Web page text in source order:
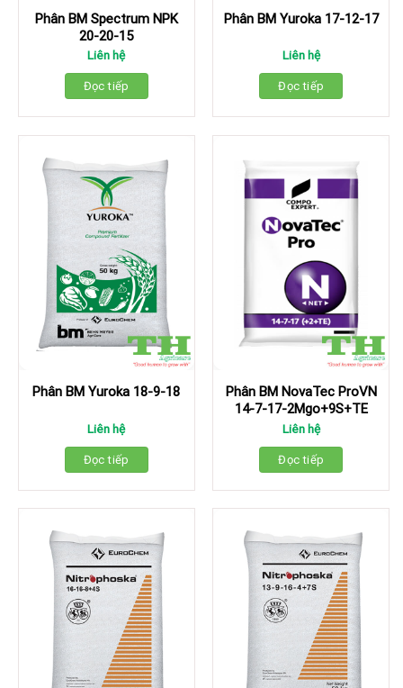
Phân BM Spectrum NPK
20-20-15
Liên hệ
Đọc tiếp
Phân BM Yuroka 17-12-17
Liên hệ
Đọc tiếp
Phân BM Yuroka 18-9-18
Liên hệ
Đọc tiếp
Phân BM NovaTec ProVN
14-7-17-2Mgo+9S+TE
Liên hệ
Đọc tiếp